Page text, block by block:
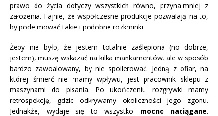
prawo do życia dotyczy wszystkich równo, przynajmniej z
założenia. Fajnie, że współczesne produkcje pozwalają na to,
by podejmować takie i podobne rozkminki.
Żeby nie było, że jestem totalnie zaślepiona (no dobrze,
jestem), muszę wskazać na kilka mankamentów, ale w sposób
bardzo zawoalowany, by nie spoilerować. Jedną z ofiar, na
której śmierć nie mamy wpływu, jest pracownik sklepu z
maszynami do pisania. Po ukończeniu rozgrywki mamy
retrospekcję, gdzie odkrywamy okoliczności jego zgonu.
Jednakże, wydaje się to wszystko mocno naciągane.